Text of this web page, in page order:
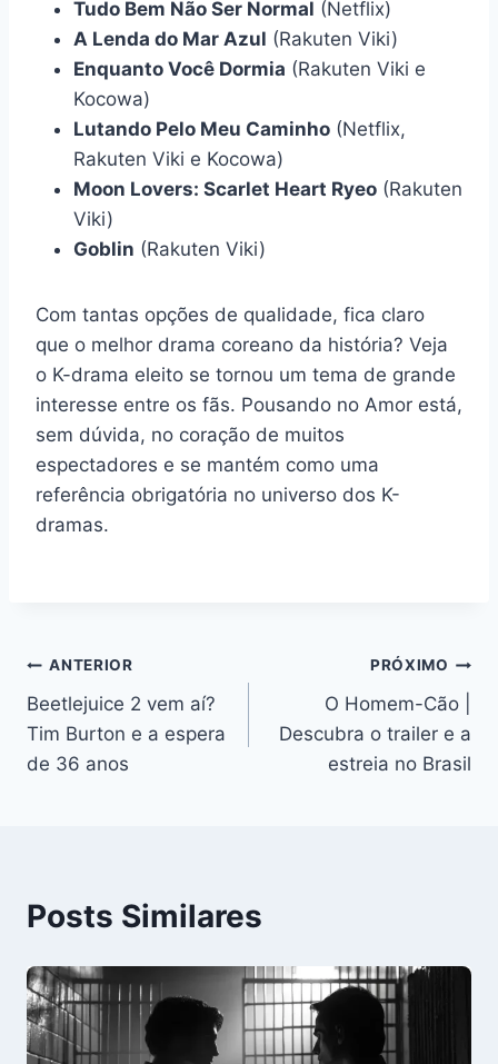
Tudo Bem Não Ser Normal (Netflix)
A Lenda do Mar Azul (Rakuten Viki)
Enquanto Você Dormia (Rakuten Viki e
Kocowa)
Lutando Pelo Meu Caminho (Netflix,
Rakuten Viki e Kocowa)
Moon Lovers: Scarlet Heart Ryeo (Rakuten
Viki)
Goblin (Rakuten Viki)
Com tantas opções de qualidade, fica claro
que o melhor drama coreano da história? Veja
o K-drama eleito se tornou um tema de grande
interesse entre os fãs. Pousando no Amor está,
sem dúvida, no coração de muitos
espectadores e se mantém como uma
referência obrigatória no universo dos K-
dramas.
Navegação
de
Post
ANTERIOR
Beetlejuice 2 vem aí?
Tim Burton e a espera
de 36 anos
PRÓXIMO
O Homem-Cão |
Descubra o trailer e a
estreia no Brasil
Posts Similares